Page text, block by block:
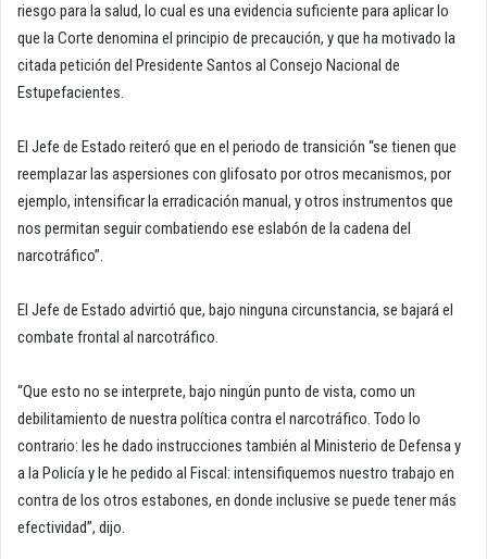
riesgo para la salud, lo cual es una evidencia suficiente para aplicar lo
que la Corte denomina el principio de precaución, y que ha motivado la
citada petición del Presidente Santos al Consejo Nacional de
Estupefacientes.
El Jefe de Estado reiteró que en el periodo de transición “se tienen que
reemplazar las aspersiones con glifosato por otros mecanismos, por
ejemplo, intensificar la erradicación manual, y otros instrumentos que
nos permitan seguir combatiendo ese eslabón de la cadena del
narcotráfico”.
El Jefe de Estado advirtió que, bajo ninguna circunstancia, se bajará el
combate frontal al narcotráfico.
“Que esto no se interprete, bajo ningún punto de vista, como un
debilitamiento de nuestra política contra el narcotráfico. Todo lo
contrario: les he dado instrucciones también al Ministerio de Defensa y
a la Policía y le he pedido al Fiscal: intensifiquemos nuestro trabajo en
contra de los otros estabones, en donde inclusive se puede tener más
efectividad”, dijo.